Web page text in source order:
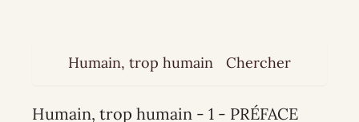
Humain, trop humain Chercher
Humain, trop humain - 1 - PRÉFACE